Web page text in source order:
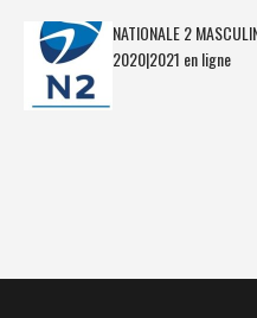
NATIONALE 2
2020|2021 en ligne